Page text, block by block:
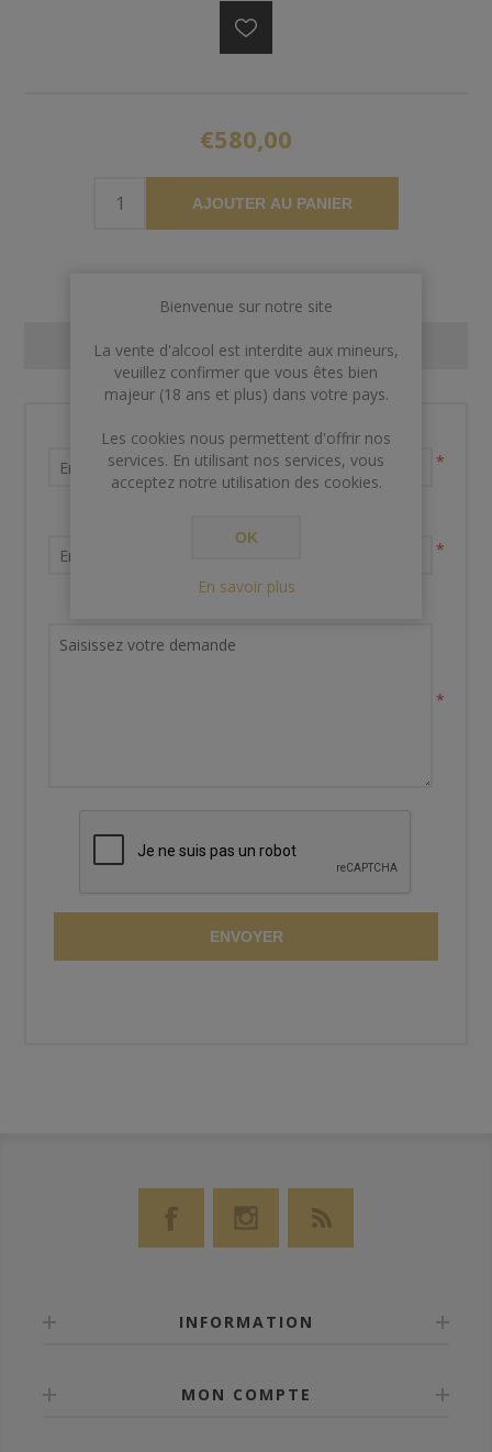
€580,00
AJOUTER AU PANIER
CONTACT US
Nom et prénom
*
*
*
ENVOYER
INFORMATION
MON COMPTE
Bienvenue sur notre site
La vente d'alcool est interdite aux mineurs,
veuillez confirmer que vous êtes bien
majeur (18 ans et plus) dans votre pays.
Les cookies nous permettent d'offrir nos
services. En utilisant nos services, vous
acceptez notre utilisation des cookies.
OK
En savoir plus